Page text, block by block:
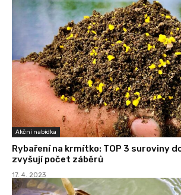
Akční nabídka
Rybaření na krmítko: TOP 3 suroviny
zvyšují počet záběrů
17. 4. 2023